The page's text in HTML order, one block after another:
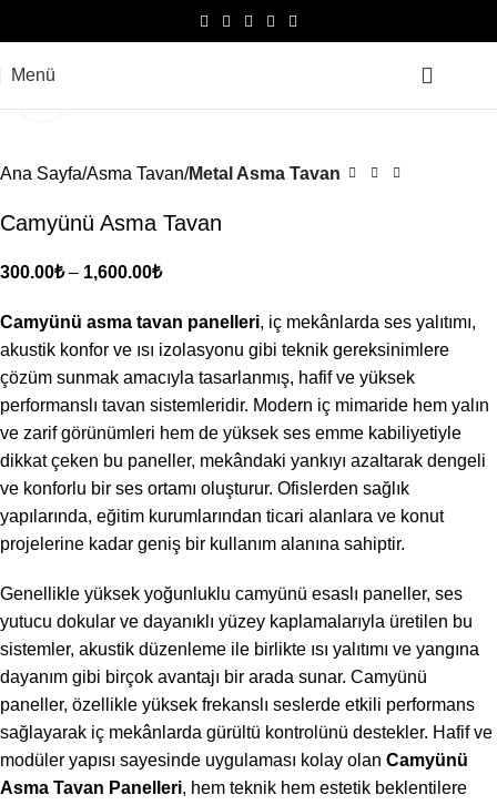
Menü
Ana Sayfa Asma Tavan Metal Asma Tavan
Camyünü Asma Tavan
300.00₺ – 1,600.00₺
Camyünü asma tavan panelleri, iç mekânlarda ses yalıtımı,
akustik konfor ve ısı izolasyonu gibi teknik gereksinimlere
çözüm sunmak amacıyla tasarlanmış, hafif ve yüksek
performanslı tavan sistemleridir. Modern iç mimaride hem yalın
ve zarif görünümleri hem de yüksek ses emme kabiliyetiyle
dikkat çeken bu paneller, mekândaki yankıyı azaltarak dengeli
ve konforlu bir ses ortamı oluşturur. Ofislerden sağlık
yapılarında, eğitim kurumlarından ticari alanlara ve konut
projelerine kadar geniş bir kullanım alanına sahiptir.
Genellikle yüksek yoğunluklu camyünü esaslı paneller, ses
yutucu dokular ve dayanıklı yüzey kaplamalarıyla üretilen bu
sistemler, akustik düzenleme ile birlikte ısı yalıtımı ve yangına
dayanım gibi birçok avantajı bir arada sunar. Camyünü
paneller, özellikle yüksek frekanslı seslerde etkili performans
sağlayarak iç mekânlarda gürültü kontrolünü destekler. Hafif ve
modüler yapısı sayesinde uygulaması kolay olan Camyünü
Asma Tavan Panelleri, hem teknik hem estetik beklentilere